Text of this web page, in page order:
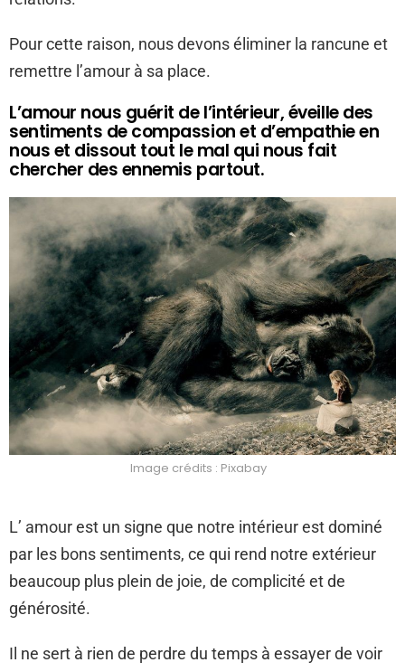
Pour cette raison, nous devons éliminer la rancune et
remettre l’amour à sa place.
L’amour nous guérit de l’intérieur, éveille des
sentiments de compassion et d’empathie en
nous et dissout tout le mal qui nous fait
chercher des ennemis partout.
Image crédits : Pixabay
L’ amour est un signe que notre intérieur est dominé
par les bons sentiments, ce qui rend notre extérieur
beaucoup plus plein de joie, de complicité et de
générosité.
Il ne sert à rien de perdre du temps à essayer de voir